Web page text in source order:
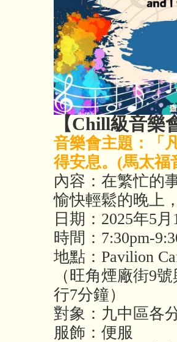
【Chill級音樂
音樂會主題：「
得安息。(馬太福
內容：在繁忙的
愉快輕鬆的晚上
日期：2025年5
時間：7:30pm-
地點：Pavilion
（旺角煙廠街9
行7分鐘）
對象：九中區各
服飾：便服